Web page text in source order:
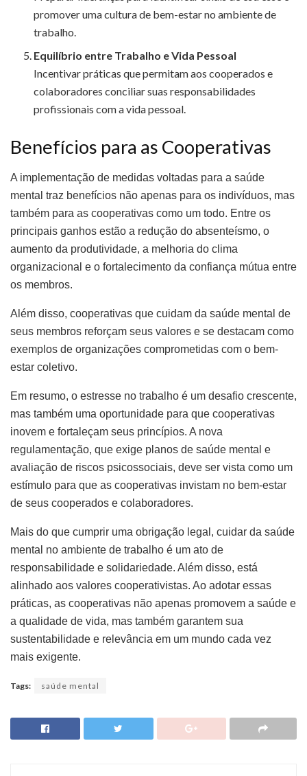
promover uma cultura de bem-estar no ambiente de
trabalho.
Equilíbrio entre Trabalho e Vida Pessoal
Incentivar práticas que permitam aos cooperados e
colaboradores conciliar suas responsabilidades
profissionais com a vida pessoal.
Benefícios para as Cooperativas
A implementação de medidas voltadas para a saúde
mental traz benefícios não apenas para os indivíduos, mas
também para as cooperativas como um todo. Entre os
principais ganhos estão a redução do absenteísmo, o
aumento da produtividade, a melhoria do clima
organizacional e o fortalecimento da confiança mútua entre
os membros.
Além disso, cooperativas que cuidam da saúde mental de
seus membros reforçam seus valores e se destacam como
exemplos de organizações comprometidas com o bem-
estar coletivo.
Em resumo, o estresse no trabalho é um desafio crescente,
mas também uma oportunidade para que cooperativas
inovem e fortaleçam seus princípios. A nova
regulamentação, que exige planos de saúde mental e
avaliação de riscos psicossociais, deve ser vista como um
estímulo para que as cooperativas invistam no bem-estar
de seus cooperados e colaboradores.
Mais do que cumprir uma obrigação legal, cuidar da saúde
mental no ambiente de trabalho é um ato de
responsabilidade e solidariedade. Além disso, está
alinhado aos valores cooperativistas. Ao adotar essas
práticas, as cooperativas não apenas promovem a saúde e
a qualidade de vida, mas também garantem sua
sustentabilidade e relevância em um mundo cada vez
mais exigente.
Tags: saúde mental